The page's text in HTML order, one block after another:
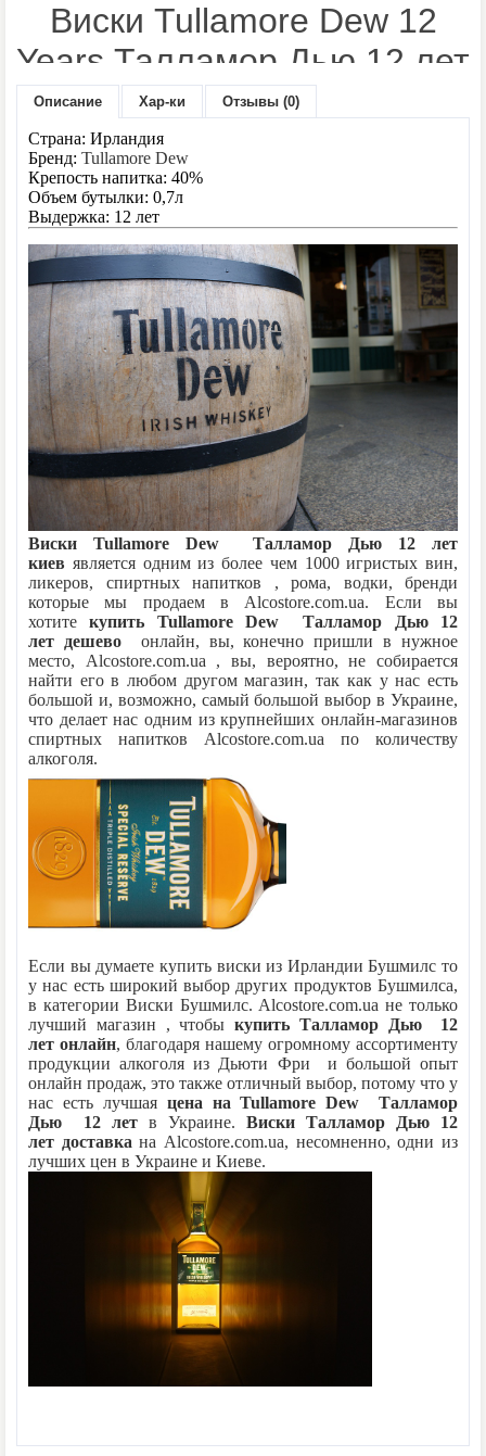
Виски Tullamore Dew 12
Years Талламор Дью 12 лет
0,7л
Производитель:
Модель:
Наличие:
Цена: 1095 грн.
Количество:
- или -
В закладки
В сравнение
Отзывов: 0 |Написать отзыв
Метки:
Описание Хар-ки Отзывы (0)
Страна: Ирландия
Бренд: Tullamore Dew
Крепость напитка: 40%
Объем бутылки: 0,7л
Выдержка: 12 лет
Виски Tullamore Dew Талламор Дью12 лет
киев является одним из более чем 1000 игристых вин,
ликеров, спиртных напитков , рома, водки, бренди
которые мы продаем в Alcostore.com.ua. Если вы
хотитекупить Tullamore Dew Талламор Дью
12
лет дешево
онлайн, вы, конечно пришли в нужное
место, Alcostore.com.ua , вы, вероятно, не собирается
найти его в любом другом магазин, так как у нас есть
большой и, возможно, самый большой выбор в Украине,
что делает нас одним из крупнейших онлайн-магазинов
спиртных напитков Alcostore.com.ua по количеству
алкоголя.
Если вы думаете купить виски из Ирландии Бушмилс то
у нас есть широкий выбор других продуктов Бушмилса,
в категории Виски Бушмилс. Alcostore.com.ua не только
лучший магазин , чтобы купить Талламор Дью
12
лет онлайн, благодаря нашему огромному ассортименту
продукции алкоголя из Дьюти Фри и большой опыт
онлайн продаж, это также отличный выбор, потому что у
нас есть лучшая цена наTullamore Dew Талламор
Дью
12 лет в Украине. Виски Талламор Дью
12
лет доставка на Alcostore.com.ua, несомненно, одни из
лучших цен в Украине и Киеве.